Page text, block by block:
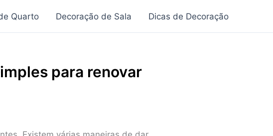
Quarto Decoração de Sala Dicas de Decoração
para renovar